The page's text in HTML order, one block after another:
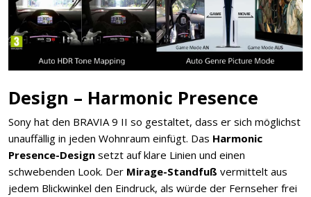
Design – Harmonic Presence
Sony hat den BRAVIA 9 II so gestaltet, dass er sich möglichst
unauffällig in jeden Wohnraum einfügt. Das Harmonic
Presence-Design setzt auf klare Linien und einen
schwebenden Look. Der Mirage-Standfuß vermittelt aus
jedem Blickwinkel den Eindruck, als würde der Fernseher frei